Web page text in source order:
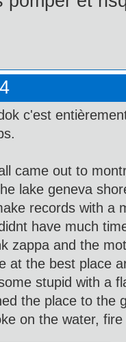
c'est
came out to
lake geneva
records with a
have much
zappa and the
at the best place
stupid with a
the place to the
on the water,